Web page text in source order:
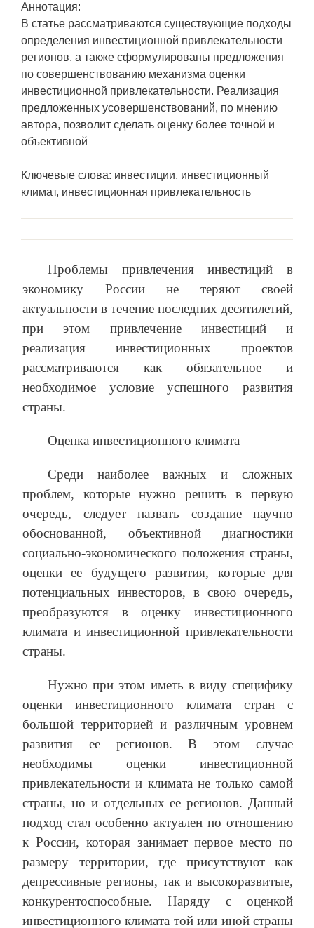
Аннотация:
В статье рассматриваются существующие подходы
определения инвестиционной привлекательности
регионов, а также сформулированы предложения
по совершенствованию механизма оценки
инвестиционной привлекательности. Реализация
предложенных усовершенствований, по мнению
автора, позволит сделать оценку более точной и
объективной
Ключевые слова: инвестиции, инвестиционный
климат, инвестиционная привлекательность
Проблемы привлечения инвестиций в
экономику России не теряют своей
актуальности в течение последних десятилетий,
при этом привлечение инвестиций и
реализация инвестиционных проектов
рассматриваются как обязательное и
необходимое условие успешного развития
страны.
Оценка инвестиционного климата
Среди наиболее важных и сложных
проблем, которые нужно решить в первую
очередь, следует назвать создание научно
обоснованной, объективной диагностики
социально-экономического положения страны,
оценки ее будущего развития, которые для
потенциальных инвесторов, в свою очередь,
преобразуются в оценку инвестиционного
климата и инвестиционной привлекательности
страны.
Нужно при этом иметь в виду специфику
оценки инвестиционного климата стран с
большой территорией и различным уровнем
развития ее регионов. В этом случае
необходимы оценки инвестиционной
привлекательности и климата не только самой
страны, но и отдельных ее регионов. Данный
подход стал особенно актуален по отношению
к России, которая занимает первое место по
размеру территории, где присутствуют как
депрессивные регионы, так и высокоразвитые,
конкурентоспособные. Наряду с оценкой
инвестиционного климата той или иной страны